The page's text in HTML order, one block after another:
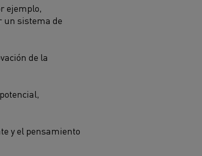
ejemplo,
un sistema de
de la
y el pensamiento